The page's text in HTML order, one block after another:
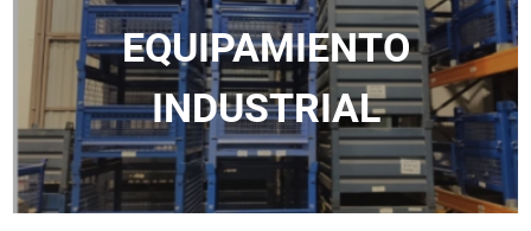
EQUIPAMIENTO
INDUSTRIAL